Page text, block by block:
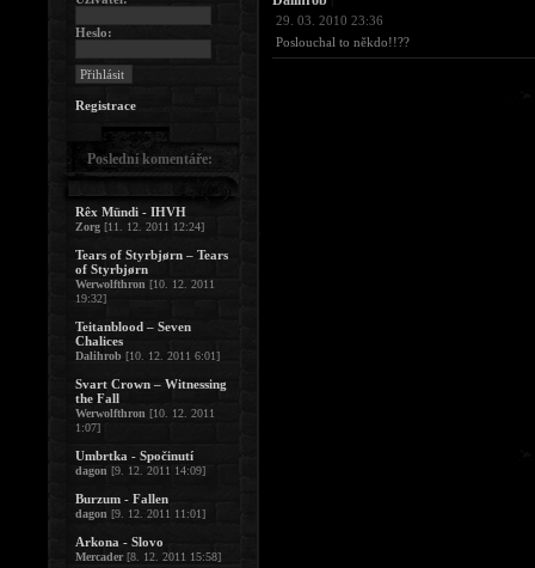
29. 03. 2010 23:36
Poslouchal to někdo!!??
Heslo:
Registrace
Poslední komentáře:
Rêx Mündi - IHVH
Zorg [11. 12. 2011 12:24]
Tears of Styrbjørn – Tears
of Styrbjørn
Werwolfthron [10. 12. 2011
19:32]
Teitanblood – Seven
Chalices
Dalihrob [10. 12. 2011 6:01]
Svart Crown – Witnessing
the Fall
Werwolfthron [10. 12. 2011
1:07]
Umbrtka - Spočinutí
dagon [9. 12. 2011 14:09]
Burzum - Fallen
dagon [9. 12. 2011 11:01]
Arkona - Slovo
Mercader[8. 12. 2011 15:58]